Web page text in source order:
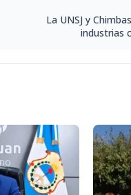
La UNSJ y
industrias